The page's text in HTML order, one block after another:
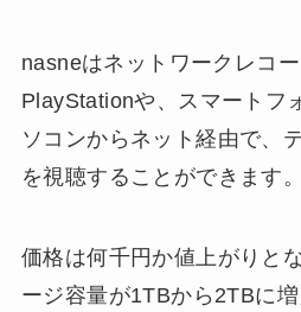
nasneはネットワークレコー
PlayStationや、スマートフ
ソコンからネット経由で、
を視聴することができます。
価格は何千円か値上がりと
ージ容量が1TBから2TBに